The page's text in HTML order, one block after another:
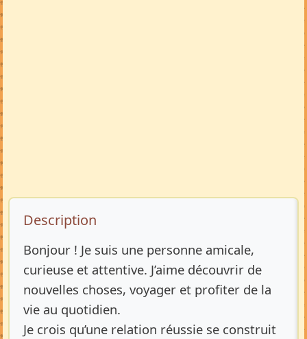
Description de l’annonce
Description
Bonjour ! Je suis une personne amicale,
curieuse et attentive. J’aime découvrir de
nouvelles choses, voyager et profiter de la
vie au quotidien.
Je crois qu’une relation réussie se construit